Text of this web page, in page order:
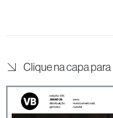
Clique na capa